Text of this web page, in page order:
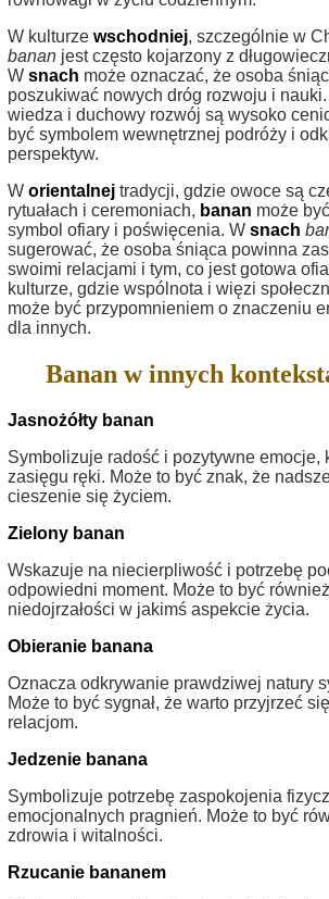
W kulturze wschodniej, szczególnie w
banan jest często kojarzony z
W snach może oznaczać, że osoba
poszukiwać nowych dróg rozwoju i
wiedza i duchowy rozwój są wysoko
być symbolem wewnętrznej podróży i
perspektyw.
W orientalnej tradycji, gdzie owoce są
rytuałach i ceremoniach, banan może
symbol ofiary i poświęcenia. W snach
sugerować, że osoba śniąca powinna
swoimi relacjami i tym, co jest gotowa
kulturze, gdzie wspólnota i więzi
może być przypomnieniem o znaczeniu
dla innych.
Banan w innych
Jasnożółty banan
Symbolizuje radość i pozytywne emocje,
zasięgu ręki. Może to być znak, że
cieszenie się życiem.
Zielony banan
Wskazuje na niecierpliwość i potrzebę
odpowiedni moment. Może to być
niedojrzałości w jakimś aspekcie życia.
Obieranie banana
Oznacza odkrywanie prawdziwej natury
Może to być sygnał, że warto przyjrzeć
relacjom.
Jedzenie banana
Symbolizuje potrzebę zaspokojenia
emocjonalnych pragnień. Może to być
zdrowia i witalności.
Rzucanie bananem